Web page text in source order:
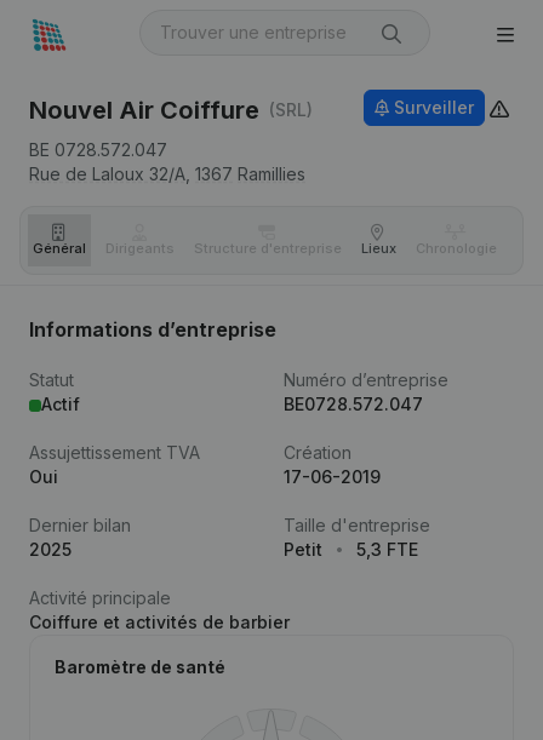
Nouvel Air Coiffure (SRL)
BE 0728.572.047
Rue de Laloux 32/A, 1367 Ramillies
Surveiller
Général Dirigeants Structure d'entreprise Lieux Chronologie
Informations d’entreprise
Statut
Actif
Numéro d’entreprise
BE0728.572.047
Assujettissement TVA
Oui
Création
17-06-2019
Dernier bilan
2025
Taille d'entreprise
Petit
5,3 FTE
Activité principale
Coiffure et activités de barbier
Baromètre de santé